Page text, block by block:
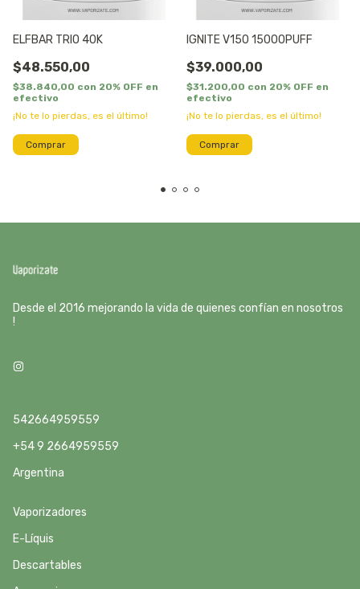
ELFBAR TRIO 40K
$48.550,00
$38.840,00 con 20% OFF en
efectivo
¡No te lo pierdas, es el último!
Comprar
IGNITE V150 15000PUFF
$39.000,00
$31.200,00 con 20% OFF en
efectivo
¡No te lo pierdas, es el último!
Comprar
Desde el 2016 mejorando la vida de quienes confían en nosotros
!
542664959559
+54 9 2664959559
Argentina
Vaporizadores
E-Líquis
Descartables